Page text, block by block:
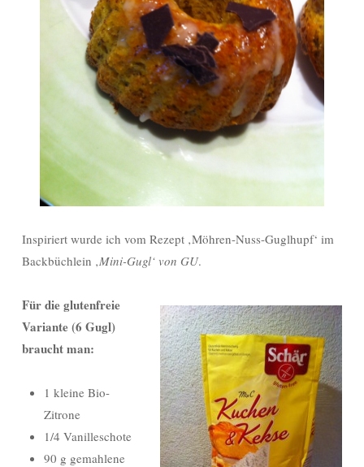
Inspiriert wurde ich vom Rezept ‚Möhren-Nuss-Guglhupf‘ im
Backbüchlein ‚Mini-Gugl‘ von GU.
Für die glutenfreie
Variante (6 Gugl)
braucht man:
1 kleine Bio-
Zitrone
1/4 Vanilleschote
90 g gemahlene